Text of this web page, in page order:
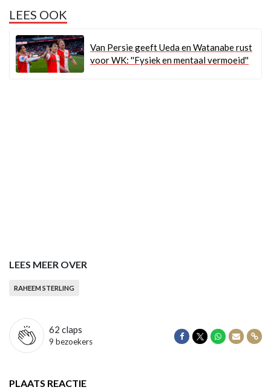
LEES OOK
Van Persie geeft Ueda en Watanabe rust
voor WK: ''Fysiek en mentaal vermoeid''
LEES MEER OVER
RAHEEM STERLING
62 claps
9 bezoekers
Delen op Facebook
Delen op Twitter
Delen op
Delen
PLAATS REACTIE